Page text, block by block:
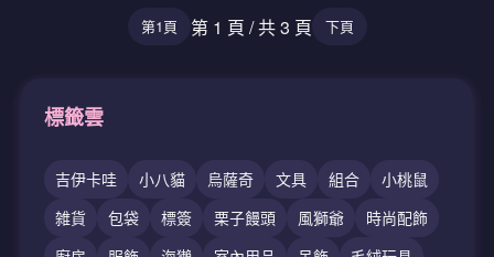
第1頁 第 1 頁 / 共 3 頁 下頁
標籤雲
吉伊卡哇 小八貓 烏薩奇 文具 組合
小桃鼠
雑貨
包袋 標簽 栗子饅頭 風獅爺
時尚配飾